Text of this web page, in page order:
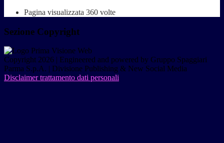
Pagina visualizzata 360 volte
Sezione Copyright
Copyright 2026 | Engineered and powered by Gruppo Spaggiari
Parma S.p.A. | Divisione Publishing & New Social Media
Disclaimer trattamento dati personali